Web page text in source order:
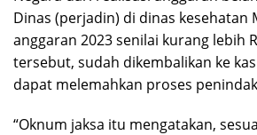
Dinas (perjadin) di dinas kesehatan
anggaran 2023 senilai kurang lebih
tersebut, sudah dikembalikan ke
dapat melemahkan proses
“Oknum jaksa itu mengatakan,